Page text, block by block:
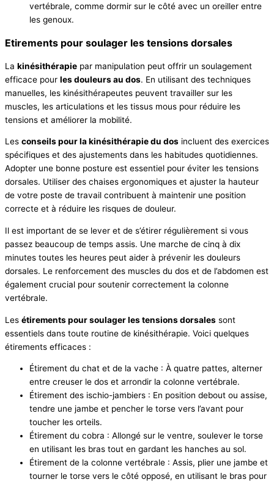
vertébrale, comme dormir sur le côté avec un oreiller entre
les genoux.
Etirements pour soulager les tensions dorsales
La kinésithérapie par manipulation peut offrir un soulagement
efficace pour les douleurs au dos. En utilisant des techniques
manuelles, les kinésithérapeutes peuvent travailler sur les
muscles, les articulations et les tissus mous pour réduire les
tensions et améliorer la mobilité.
Les conseils pour la kinésithérapie du dos incluent des exercices
spécifiques et des ajustements dans les habitudes quotidiennes.
Adopter une bonne posture est essentiel pour éviter les tensions
dorsales. Utiliser des chaises ergonomiques et ajuster la hauteur
de votre poste de travail contribuent à maintenir une position
correcte et à réduire les risques de douleur.
Il est important de se lever et de s’étirer régulièrement si vous
passez beaucoup de temps assis. Une marche de cinq à dix
minutes toutes les heures peut aider à prévenir les douleurs
dorsales. Le renforcement des muscles du dos et de l’abdomen est
également crucial pour soutenir correctement la colonne
vertébrale.
Les étirements pour soulager les tensions dorsales sont
essentiels dans toute routine de kinésithérapie. Voici quelques
étirements efficaces :
Étirement du chat et de la vache : À quatre pattes, alterner
entre creuser le dos et arrondir la colonne vertébrale.
Étirement des ischio-jambiers : En position debout ou assise,
tendre une jambe et pencher le torse vers l’avant pour
toucher les orteils.
Étirement du cobra : Allongé sur le ventre, soulever le torse
en utilisant les bras tout en gardant les hanches au sol.
Étirement de la colonne vertébrale : Assis, plier une jambe et
tourner le torse vers le côté opposé, en utilisant le bras pour